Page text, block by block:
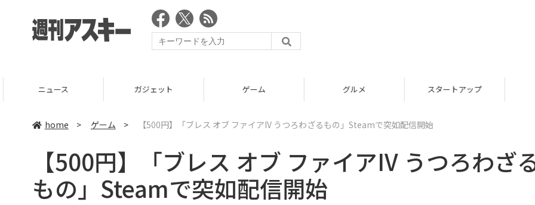
ニュース ガジェット ゲーム グルメ スタートアップ
home > ゲーム > 【500円】「ブレス オブ ファイアIV うつろわざるもの」Steamで突如配信開始
【500円】「ブレス オブ ファイアIV うつろわざ
もの」Steamで突如配信開始